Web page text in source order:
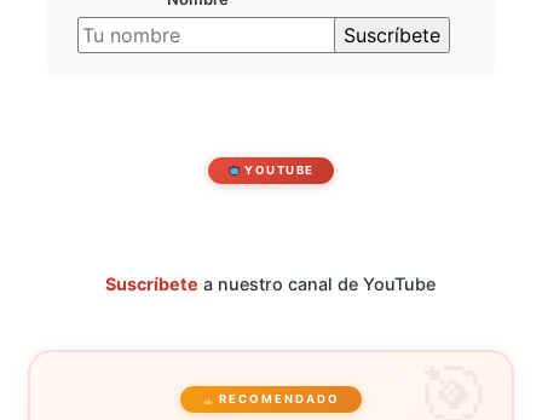
YOUTUBE
Suscríbete a nuestro canal de YouTube
RECOMENDADO